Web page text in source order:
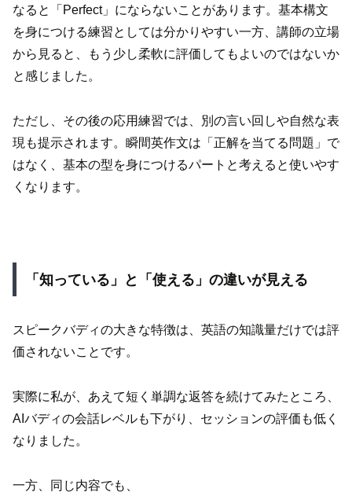
なると「Perfect」にならないことがあります。基本構文
を身につける練習としては分かりやすい一方、講師の立場
から見ると、もう少し柔軟に評価してもよいのではないか
と感じました。
ただし、その後の応用練習では、別の言い回しや自然な表
現も提示されます。瞬間英作文は「正解を当てる問題」で
はなく、基本の型を身につけるパートと考えると使いやす
くなります。
「知っている」と「使える」の違いが見える
スピークバディの大きな特徴は、英語の知識量だけでは評
価されないことです。
実際に私が、あえて短く単調な返答を続けてみたところ、
AIバディの会話レベルも下がり、セッションの評価も低く
なりました。
一方、同じ内容でも、